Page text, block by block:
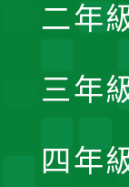
二年
三年
四年